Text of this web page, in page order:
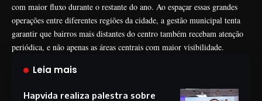
com maior fluxo durante o restante do ano. Ao espaçar essas grandes
operações entre diferentes regiões da cidade, a gestão municipal tenta
garantir que bairros mais distantes do centro também recebam atenção
periódica, e não apenas as áreas centrais com maior visibilidade.
Leia mais
Hapvida realiza palestra sobre